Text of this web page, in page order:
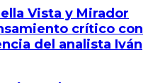
Vista y Mirador
crítico con
del analista Iván